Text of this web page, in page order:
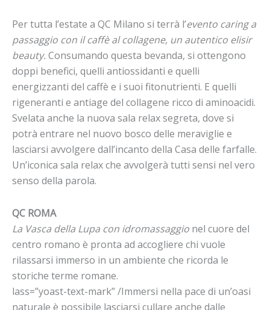
Per tutta l’estate a QC Milano si terrà l’evento caring a
passaggio con il caffè al collagene, un autentico elisir
beauty. Consumando questa bevanda, si ottengono
doppi benefici, quelli antiossidanti e quelli
energizzanti del caffè e i suoi fitonutrienti. E quelli
rigeneranti e antiage del collagene ricco di aminoacidi.
Svelata anche la nuova sala relax segreta, dove si
potrà entrare nel nuovo bosco delle meraviglie e
lasciarsi avvolgere dall’incanto della Casa delle farfalle.
Un’iconica sala relax che avvolgerà tutti sensi nel vero
senso della parola.
QC ROMA
La Vasca della Lupa con idromassaggio nel cuore del
centro romano è pronta ad accogliere chi vuole
rilassarsi immerso in un ambiente che ricorda le
storiche terme romane.
lass=”yoast-text-mark” /Immersi nella pace di un’oasi
naturale è possibile lasciarsi cullare anche dalle